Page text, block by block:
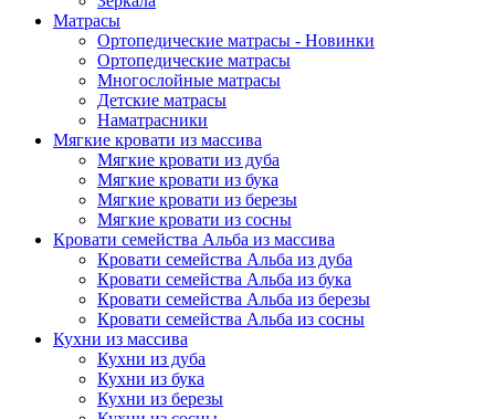
Матрасы
Ортопедические матрасы - Новинки
Ортопедические матрасы
Многослойные матрасы
Детские матрасы
Наматрасники
Мягкие кровати из массива
Мягкие кровати из дуба
Мягкие кровати из бука
Мягкие кровати из березы
Мягкие кровати из сосны
Кровати семейства Альба из массива
Кровати семейства Альба из дуба
Кровати семейства Альба из бука
Кровати семейства Альба из березы
Кровати семейства Альба из сосны
Кухни из массива
Кухни из дуба
Кухни из бука
Кухни из березы